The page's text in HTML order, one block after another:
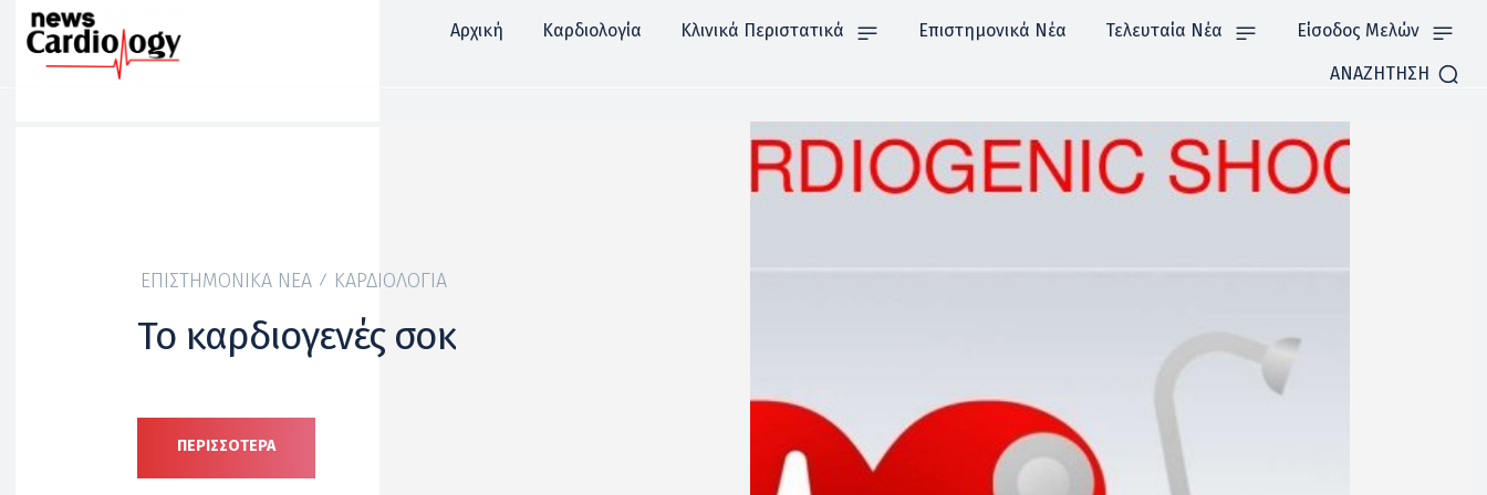
Αρχική Καρδιολογία Κλινικά Περιστατικά Επιστημονικά Νέα Τελευταία Νέα Είσοδος Μελών
ΑΝΑΖΗΤΗΣΗ
ΕΠΙΣΤΗΜΟΝΙΚΆ ΝΈΑ ΚΑΡΔΙΟΛΟΓΊΑ
To καρδιογενές σοκ
ΠΕΡΙΣΣΟΤΕΡΑ